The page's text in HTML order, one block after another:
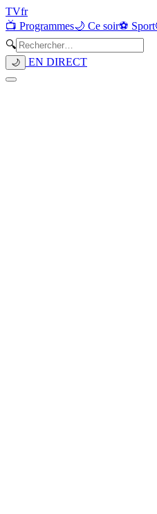
TVfr
📺 Programmes🌙 Ce soir⚽ Sport
🔍
🌙 EN DIRECT